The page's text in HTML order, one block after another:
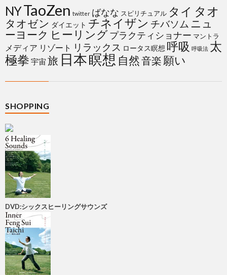
NYTaoZen twitter ばなな スピリチュアル タイ タオ
タオゼン ダイエット チネイザン チバソム ニュ
ーヨーク ヒーリングプラクティショナー マントラ
メディア リゾート リラックス ロータス瞑想 呼吸 呼吸法 太
極拳 宇宙 旅 日本瞑想 自然音楽 願い
SHOPPING
DVD:シックスヒーリングサウンズ